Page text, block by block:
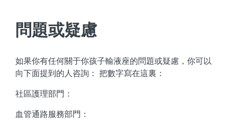
問題或疑慮
如果你有任何關于你孩子輸液座的問題或疑慮，你可以
向下面提到的人咨詢： 把數字寫在這裏：
社區護理部門：
血管通路服務部門：